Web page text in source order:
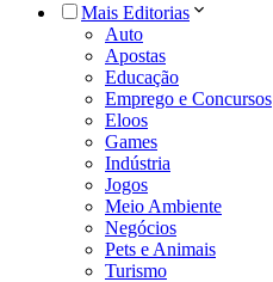
Mais Editorias
Auto
Apostas
Educação
Emprego e Concursos
Eloos
Games
Indústria
Jogos
Meio Ambiente
Negócios
Pets e Animais
Turismo